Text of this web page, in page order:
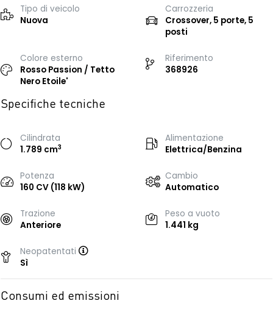
Tipo di veicolo
Nuova
Carrozzeria
Crossover, 5 porte, 5
posti
Colore esterno
Rosso Passion / Tetto
Nero Etoile'
Riferimento
368926
Specifiche tecniche
Cilindrata
1.789 cm3
Alimentazione
Elettrica/Benzina
Potenza
160 CV (118 kW)
Cambio
Automatico
Trazione
Anteriore
Peso a vuoto
1.441 kg
Neopatentati
Sì
Consumi ed emissioni